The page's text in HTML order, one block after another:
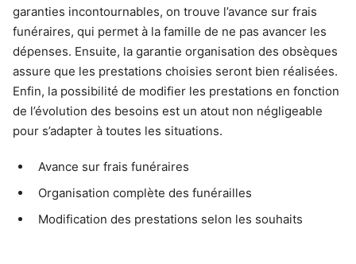
garanties incontournables, on trouve l’avance sur frais
funéraires, qui permet à la famille de ne pas avancer les
dépenses. Ensuite, la garantie organisation des obsèques
assure que les prestations choisies seront bien réalisées.
Enfin, la possibilité de modifier les prestations en fonction
de l’évolution des besoins est un atout non négligeable
pour s’adapter à toutes les situations.
Avance sur frais funéraires
Organisation complète des funérailles
Modification des prestations selon les souhaits